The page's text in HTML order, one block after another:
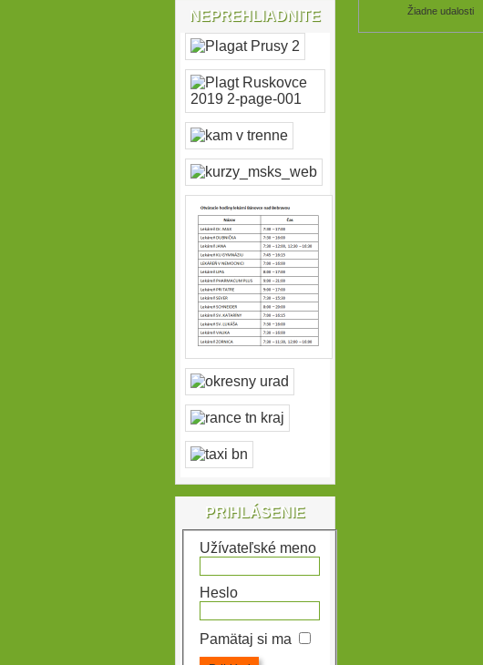
Žiadne udalosti
NEPREHLIADNITE
PRIHLÁSENIE
Užívateľské meno
Heslo
Pamätaj si ma